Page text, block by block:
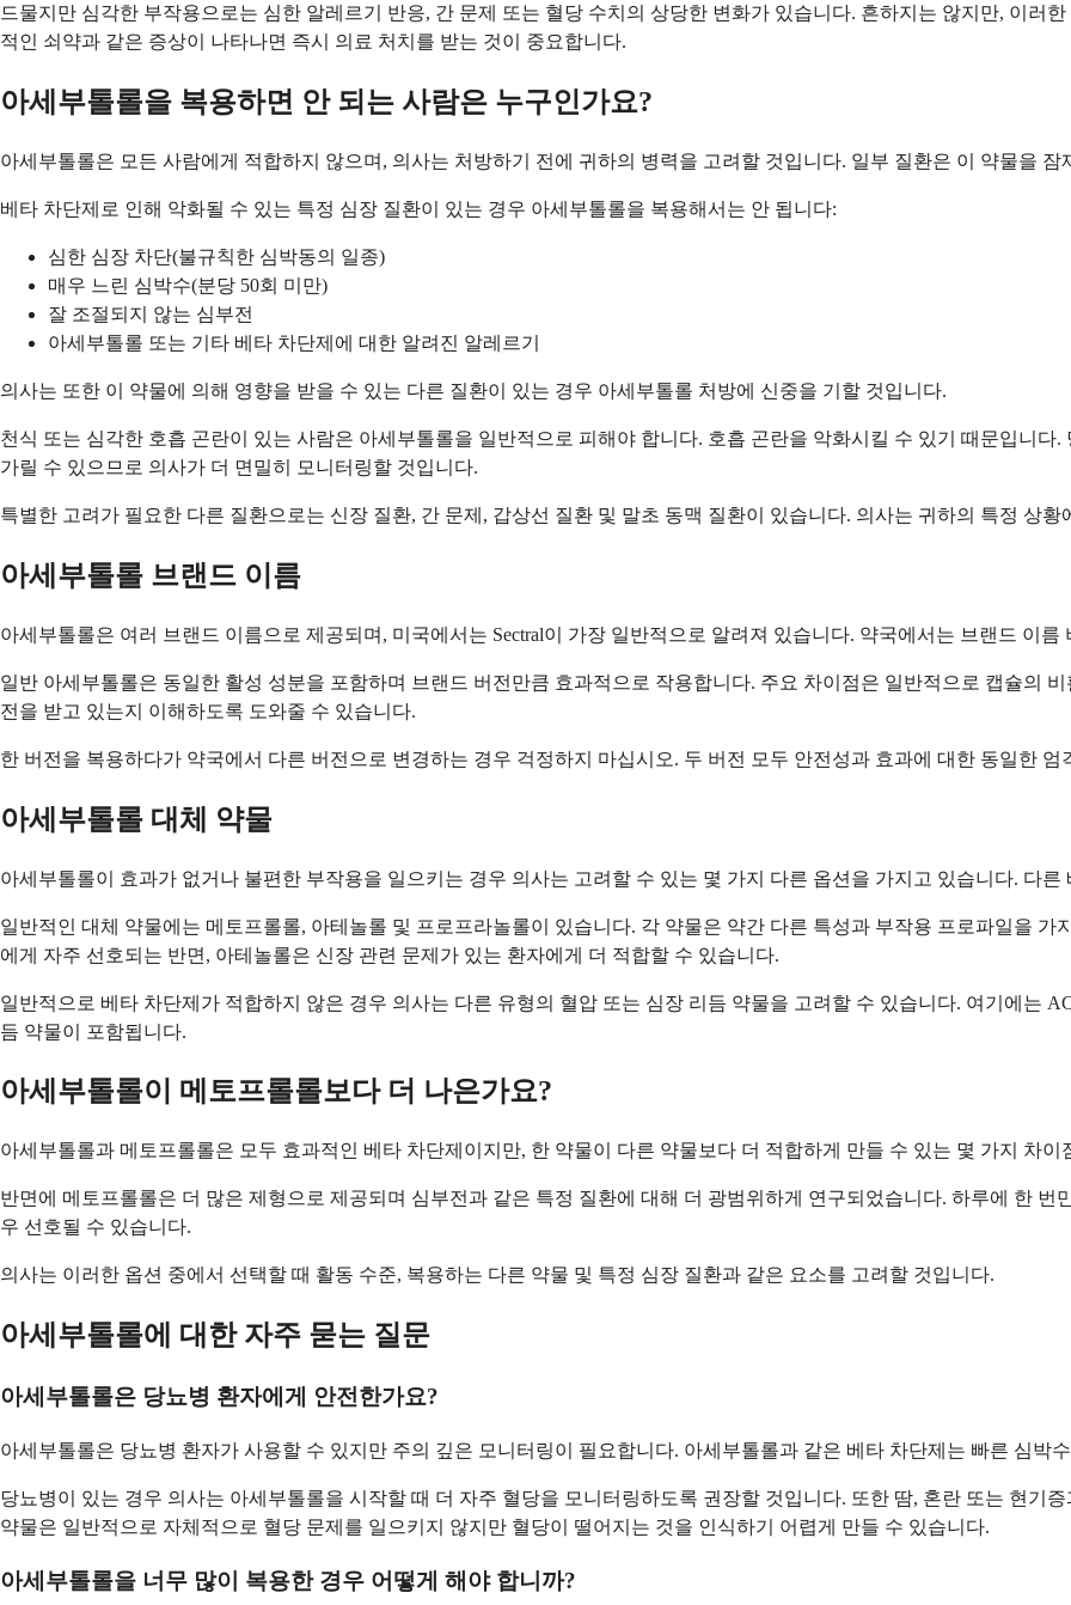
드물지만 심각한 부작용으로는 심한 알레르기 반응, 간 문제 또는 혈당 수치의 상당한 변화가 있습니다. 흔하지는 않지만, 이러
적인 쇠약과 같은 증상이 나타나면 즉시 의료 처치를 받는 것이 중요합니다.
아세부톨롤을 복용하면 안 되는 사람은 누구인가요?
아세부톨롤은 모든 사람에게 적합하지 않으며, 의사는 처방하기 전에 귀하의 병력을 고려할 것입니다. 일부 질환은 이 약물을
베타 차단제로 인해 악화될 수 있는 특정 심장 질환이 있는 경우 아세부톨롤을 복용해서는 안 됩니다:
심한 심장 차단(불규칙한 심박동의 일종)
매우 느린 심박수(분당 50회 미만)
잘 조절되지 않는 심부전
아세부톨롤 또는 기타 베타 차단제에 대한 알려진 알레르기
의사는 또한 이 약물에 의해 영향을 받을 수 있는 다른 질환이 있는 경우 아세부톨롤 처방에 신중을 기할 것입니다.
천식 또는 심각한 호흡 곤란이 있는 사람은 아세부톨롤을 일반적으로 피해야 합니다. 호흡 곤란을 악화시킬 수 있기 때문입니
가릴 수 있으므로 의사가 더 면밀히 모니터링할 것입니다.
특별한 고려가 필요한 다른 질환으로는 신장 질환, 간 문제, 갑상선 질환 및 말초 동맥 질환이 있습니다. 의사는 귀하의 특정 상
아세부톨롤 브랜드 이름
아세부톨롤은 여러 브랜드 이름으로 제공되며, 미국에서는 Sectral이 가장 일반적으로 알려져 있습니다. 약국에서는 브랜드 이
일반 아세부톨롤은 동일한 활성 성분을 포함하며 브랜드 버전만큼 효과적으로 작용합니다. 주요 차이점은 일반적으로 캡슐의
전을 받고 있는지 이해하도록 도와줄 수 있습니다.
한 버전을 복용하다가 약국에서 다른 버전으로 변경하는 경우 걱정하지 마십시오. 두 버전 모두 안전성과 효과에 대한 동일한 엄
아세부톨롤 대체 약물
아세부톨롤이 효과가 없거나 불편한 부작용을 일으키는 경우 의사는 고려할 수 있는 몇 가지 다른 옵션을 가지고 있습니다. 다
일반적인 대체 약물에는 메토프롤롤, 아테놀롤 및 프로프라놀롤이 있습니다. 각 약물은 약간 다른 특성과 부작용 프로파일을
에게 자주 선호되는 반면, 아테놀롤은 신장 관련 문제가 있는 환자에게 더 적합할 수 있습니다.
일반적으로 베타 차단제가 적합하지 않은 경우 의사는 다른 유형의 혈압 또는 심장 리듬 약물을 고려할 수 있습니다. 여기에는
듬 약물이 포함됩니다.
아세부톨롤이 메토프롤롤보다 더 나은가요?
아세부톨롤과 메토프롤롤은 모두 효과적인 베타 차단제이지만, 한 약물이 다른 약물보다 더 적합하게 만들 수 있는 몇 가지 차
반면에 메토프롤롤은 더 많은 제형으로 제공되며 심부전과 같은 특정 질환에 대해 더 광범위하게 연구되었습니다. 하루에 한
우 선호될 수 있습니다.
의사는 이러한 옵션 중에서 선택할 때 활동 수준, 복용하는 다른 약물 및 특정 심장 질환과 같은 요소를 고려할 것입니다.
아세부톨롤에 대한 자주 묻는 질문
아세부톨롤은 당뇨병 환자에게 안전한가요?
아세부톨롤은 당뇨병 환자가 사용할 수 있지만 주의 깊은 모니터링이 필요합니다. 아세부톨롤과 같은 베타 차단제는 빠른 심박
당뇨병이 있는 경우 의사는 아세부톨롤을 시작할 때 더 자주 혈당을 모니터링하도록 권장할 것입니다. 또한 땀, 혼란 또는 현기
약물은 일반적으로 자체적으로 혈당 문제를 일으키지 않지만 혈당이 떨어지는 것을 인식하기 어렵게 만들 수 있습니다.
아세부톨롤을 너무 많이 복용한 경우 어떻게 해야 합니까?